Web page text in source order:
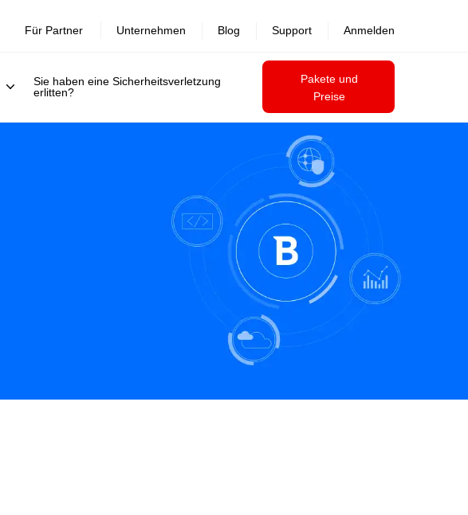
Sie haben eine Sicherheitsverletzung
erlitten?
Pakete und
Preise
Für Partner Unternehmen Blog Support Anmelden